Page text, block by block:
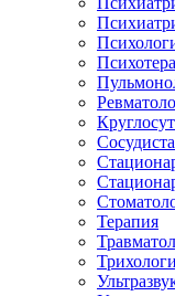
Терапия